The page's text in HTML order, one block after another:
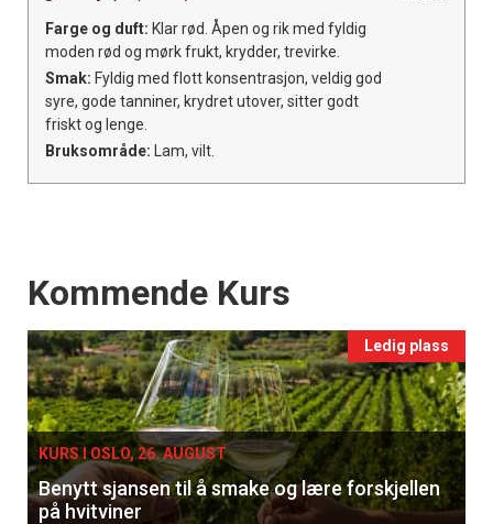
Farge og duft: Klar rød. Åpen og rik med fyldig
moden rød og mørk frukt, krydder, trevirke.
Smak: Fyldig med flott konsentrasjon, veldig god
syre, gode tanniner, krydret utover, sitter godt
friskt og lenge.
Bruksområde: Lam, vilt.
Events
Kommende Kurs
Ledig plass
KURS I OSLO, 26. AUGUST
Benytt sjansen til å smake og lære forskjellen
på hvitviner